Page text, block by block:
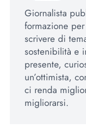
Giornalista
formazione
scrivere di
sostenibilità e
presente,
un’ottimista,
ci renda
migliorarsi.